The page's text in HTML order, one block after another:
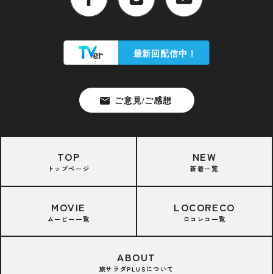
TOP
トップページ
NEW
新着一覧
MOVIE
ムービー一覧
LOCORECO
ロコレコ一覧
ABOUT
旅サラダPLUSについて